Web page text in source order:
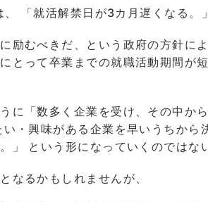
「就活解禁日が3カ月遅くなる。
励むべきだ、という政府の方針に
とって卒業までの就職活動期間が
に「数多く企業を受け、その中か
・興味がある企業を早いうちから
」 という形になっていくのではな
なるかもしれませんが、